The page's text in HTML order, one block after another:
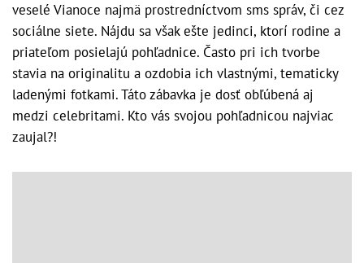
veselé Vianoce najmä prostredníctvom sms správ, či cez
sociálne siete. Nájdu sa však ešte jedinci, ktorí rodine a
priateľom posielajú pohľadnice. Často pri ich tvorbe
stavia na originalitu a ozdobia ich vlastnými, tematicky
ladenými fotkami. Táto zábavka je dosť obľúbená aj
medzi celebritami. Kto vás svojou pohľadnicou najviac
zaujal?!